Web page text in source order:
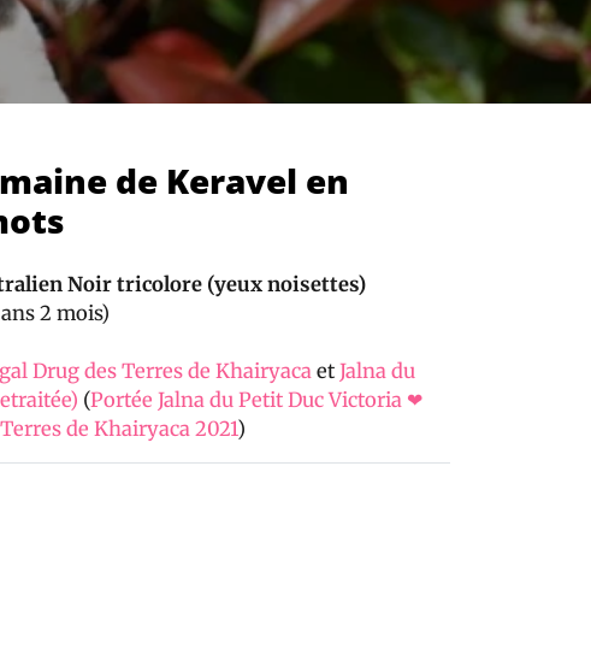
de Keravel en
Noir tricolore (yeux noisettes)
2 mois)
Drug des Terres de Khairyacaet Jalna du
(Portée Jalna du Petit Duc Victoria ❤
de Khairyaca 2021)